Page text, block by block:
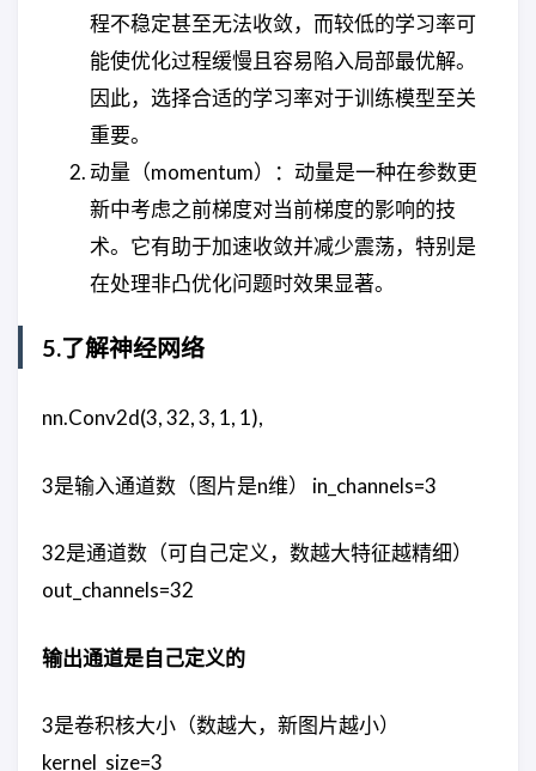
程不稳定甚至无法收敛，而较低的学习率可
能使优化过程缓慢且容易陷入局部最优解。
因此，选择合适的学习率对于训练模型至关
重要。
动量（momentum）：动量是一种在参数更
新中考虑之前梯度对当前梯度的影响的技
术。它有助于加速收敛并减少震荡，特别是
在处理非凸优化问题时效果显著。
5.了解神经网络
nn.Conv2d(3, 32, 3, 1, 1),
3是输入通道数（图片是n维） in_channels=3
32是通道数（可自己定义，数越大特征越精细）
out_channels=32
输出通道是自己定义的
3是卷积核大小（数越大，新图片越小）
kernel_size=3